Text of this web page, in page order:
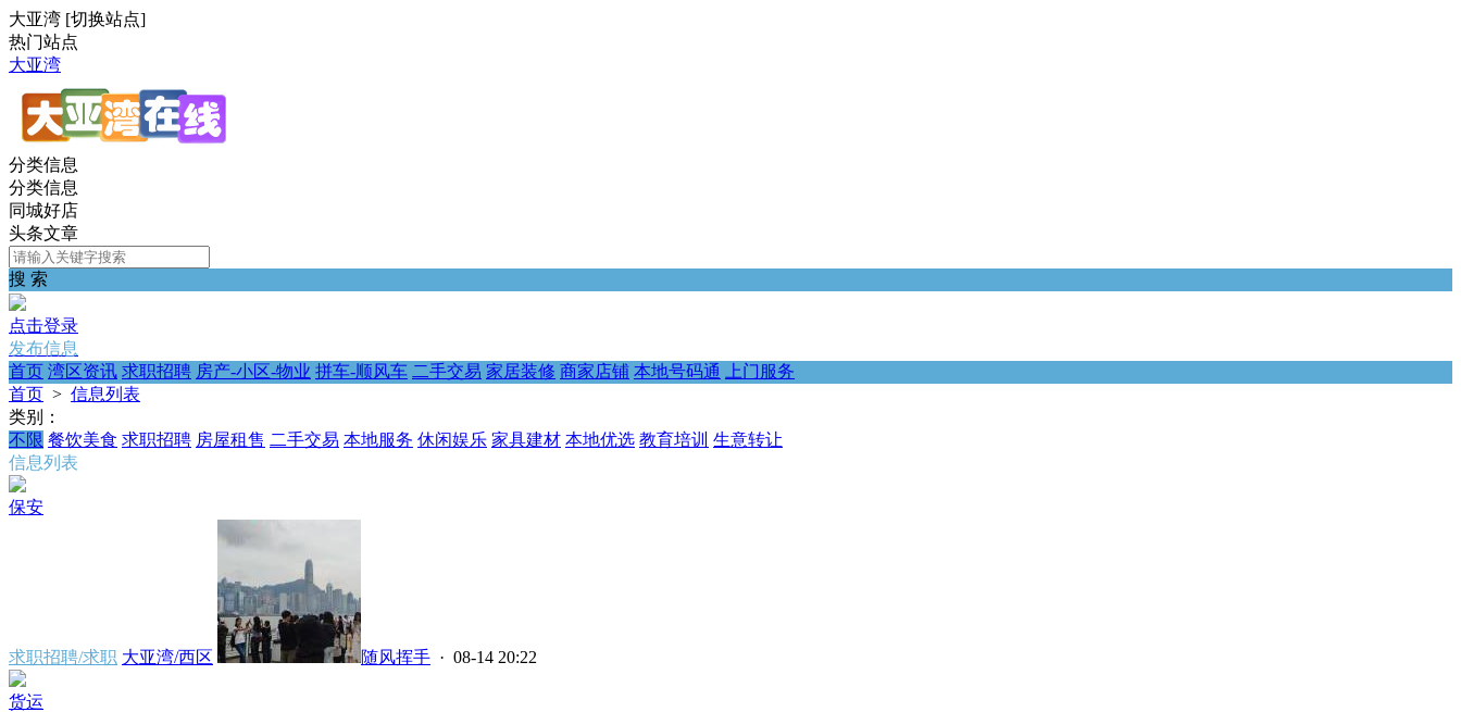
大亚湾 [切换站点]
热门站点
大亚湾
分类信息
分类信息
同城好店
头条文章
搜 索
点击登录
发布信息
首页 湾区资讯 求职招聘 房产-小区-物业 拼车-顺风车 二手交易 家居装修 商家店铺 本地号码通
上门服务
首页 > 信息列表
类别：
不限 餐饮美食 求职招聘 房屋租售 二手交易 本地服务 休闲娱乐 家具建材 本地优选 教育培训 生意转让
信息列表
保安
求职招聘/求职 大亚湾/西区 随风挥手 · 08-14 20:22
货运